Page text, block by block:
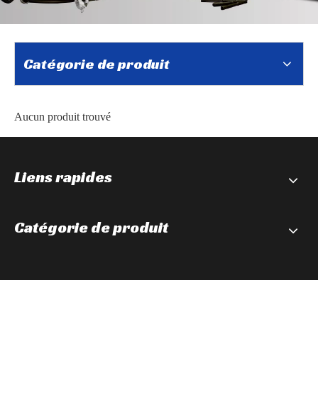
Catégorie de produit
Aucun produit trouvé
Liens rapides
Catégorie de produit